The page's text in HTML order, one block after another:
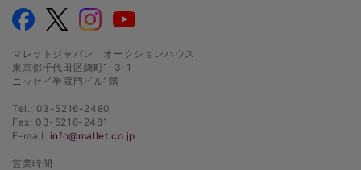
マレットジャパン オークションハウス
東京都千代田区麹町1-3-1
ニッセイ半蔵門ビル1階
Tel.: 03-5216-2480
Fax: 03-5216-2481
E-mail: info@mallet.co.jp
営業時間